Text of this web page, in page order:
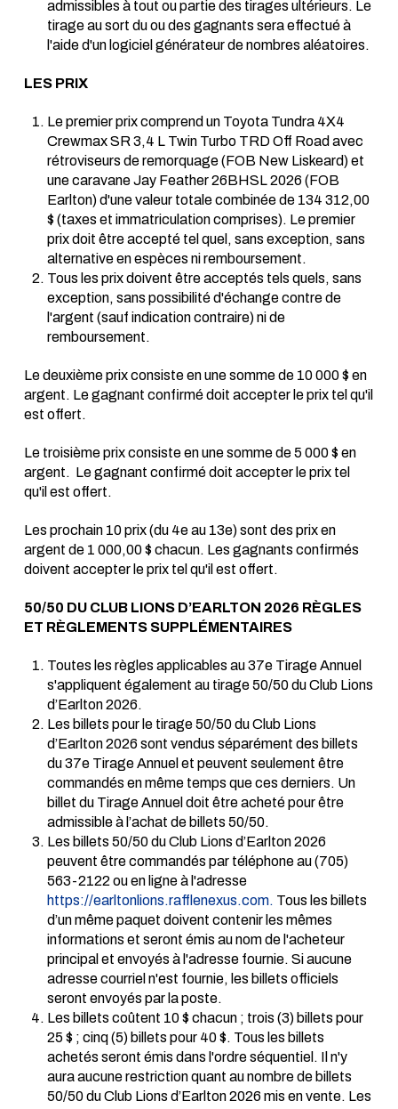
admissibles à tout ou partie des tirages ultérieurs. Le
tirage au sort du ou des gagnants sera effectué à
l'aide d'un logiciel générateur de nombres aléatoires.
LES PRIX
Le premier prix comprend un Toyota Tundra 4X4
Crewmax SR 3,4 L Twin Turbo TRD Off Road avec
rétroviseurs de remorquage (FOB New Liskeard) et
une caravane Jay Feather 26BHSL 2026 (FOB
Earlton) d'une valeur totale combinée de 134 312,00
$ (taxes et immatriculation comprises). Le premier
prix doit être accepté tel quel, sans exception, sans
alternative en espèces ni remboursement.
Tous les prix doivent être acceptés tels quels, sans
exception, sans possibilité d'échange contre de
l'argent (sauf indication contraire) ni de
remboursement.
Le deuxième prix consiste en une somme de 10 000 $ en
argent. Le gagnant confirmé doit accepter le prix tel qu'il
est offert.
Le troisième prix consiste en une somme de 5 000 $ en
argent. Le gagnant confirmé doit accepter le prix tel
qu'il est offert.
Les prochain 10 prix (du 4e au 13e) sont des prix en
argent de 1 000,00 $ chacun. Les gagnants confirmés
doivent accepter le prix tel qu'il est offert.
50/50 DU CLUB LIONS D’EARLTON 2026 RÈGLES
ET RÈGLEMENTS SUPPLÉMENTAIRES
Toutes les règles applicables au 37e Tirage Annuel
s'appliquent également au tirage 50/50 du Club Lions
d’Earlton 2026.
Les billets pour le tirage 50/50 du Club Lions
d’Earlton 2026 sont vendus séparément des billets
du 37e Tirage Annuel et peuvent seulement être
commandés en même temps que ces derniers. Un
billet du Tirage Annuel doit être acheté pour être
admissible à l’achat de billets 50/50.
Les billets 50/50 du Club Lions d’Earlton 2026
peuvent être commandés par téléphone au (705)
563-2122 ou en ligne à l'adresse
https://earltonlions.rafflenexus.com. Tous les billets
d’un même paquet doivent contenir les mêmes
informations et seront émis au nom de l'acheteur
principal et envoyés à l'adresse fournie. Si aucune
adresse courriel n'est fournie, les billets officiels
seront envoyés par la poste.
Les billets coûtent 10 $ chacun ; trois (3) billets pour
25 $ ; cinq (5) billets pour 40 $. Tous les billets
achetés seront émis dans l'ordre séquentiel. Il n'y
aura aucune restriction quant au nombre de billets
50/50 du Club Lions d’Earlton 2026 mis en vente. Les